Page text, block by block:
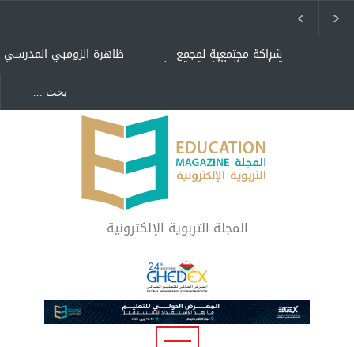
ظاهرة الزومبي المدرسي شراكة مجتمعية لمجمع
تعليمي بالطائف تستهدف
"كنت أنضرب ومافيني إلا
العافية" هل هذا مبرر
لاستمرار أسلوب التربية
المتوارث؟
لماذا تعد برامج توعية الأطفال
بخصوصية الجسد وقاية لا
فضول؟
المجلة التربوية الإلكترونية